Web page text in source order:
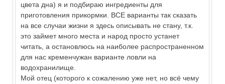
цвета дна) я и подбираю ингредиенты для
приготовления прикормки. ВСЕ варианты так сказать
на все случаи жизни я здесь описывать не стану, т.к.
это займет много места и народ просто устанет
читать, а остановлюсь на наиболее распространенном
для нас кременчужан варианте ловли на
водохранилище.
Мой отец (которого к сожалению уже нет, но всё чему